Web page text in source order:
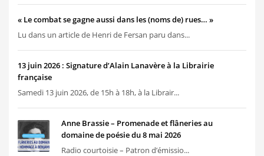
« Le combat se gagne aussi dans les (noms de) rues… »
Lu dans un article de Henri de Fersan paru dans...
13 juin 2026 : Signature d’Alain Lanavère à la Librairie
française
Samedi 13 juin 2026, de 15h à 18h, à la Librair...
Anne Brassie – Promenade et flâneries au
domaine de poésie du 8 mai 2026
Radio courtoisie – Patron d’émissio...